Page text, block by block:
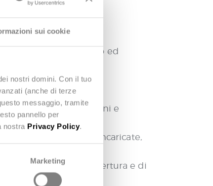
sui cookie
nostri domini. Con il tuo
(anche di terze
messaggio, tramite
pannello per
nostra Privacy Policy.
Marketing
include, a titolo
materiale informativo ed
presentazioni,
per offrirLe promozioni e
agenzie di mercato incaricate,
le percentuali di apertura e di